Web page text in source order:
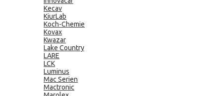
Kecav
KiurLab
Koch-Chemie
Kovax
Kwazar
Lake Country
LARE
LCK
Luminus
Mac Serien
Mactronic